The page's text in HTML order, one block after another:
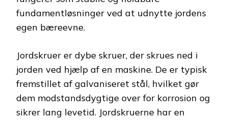
fundamentløsninger ved at udnytte jordens
egen bæreevne.
Jordskruer er dybe skruer, der skrues ned i
jorden ved hjælp af en maskine. De er typisk
fremstillet af galvaniseret stål, hvilket gør
dem modstandsdygtige over for korrosion og
sikrer lang levetid. Jordskruerne har en